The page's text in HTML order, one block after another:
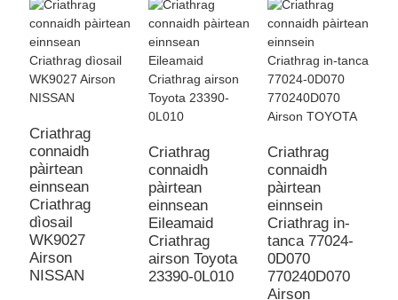
Criathrag
connaidh
pàirtean
einnsean
Criathrag
dìosail
WK9027
Airson
NISSAN
Criathrag
connaidh
pàirtean
einnsean
Eileamaid
Criathrag
airson Toyota
23390-0L010
Criathrag
connaidh
pàirtean
einnsein
Criathrag in-
tanca 77024-
0D070
770240D070
Airson